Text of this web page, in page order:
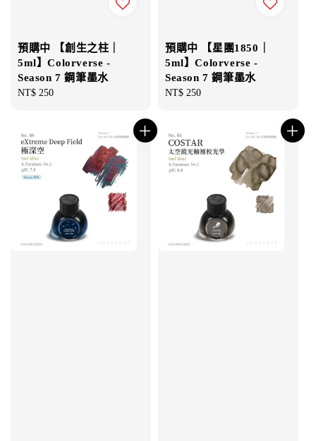
預購中 【創生之柱｜
5ml】Colorverse -
Season 7 鋼筆墨水
Regular
NT$ 250
預購中 【星團1850｜
5ml】Colorverse -
Season 7 鋼筆墨水
Regular
NT$ 250